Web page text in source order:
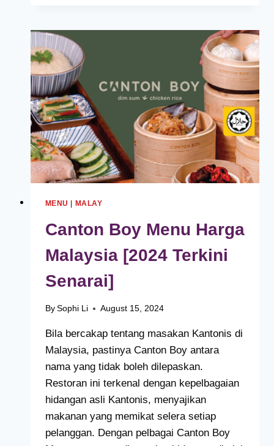
HARGA
SENARAI]
MENU | MALAY
Canton Boy Menu Harga
Malaysia [2024 Terkini
Senarai]
By Sophi Li August 15, 2024
Bila bercakap tentang masakan Kantonis di
Malaysia, pastinya Canton Boy antara
nama yang tidak boleh dilepaskan.
Restoran ini terkenal dengan kepelbagaian
hidangan asli Kantonis, menyajikan
makanan yang memikat selera setiap
pelanggan. Dengan pelbagai Canton Boy